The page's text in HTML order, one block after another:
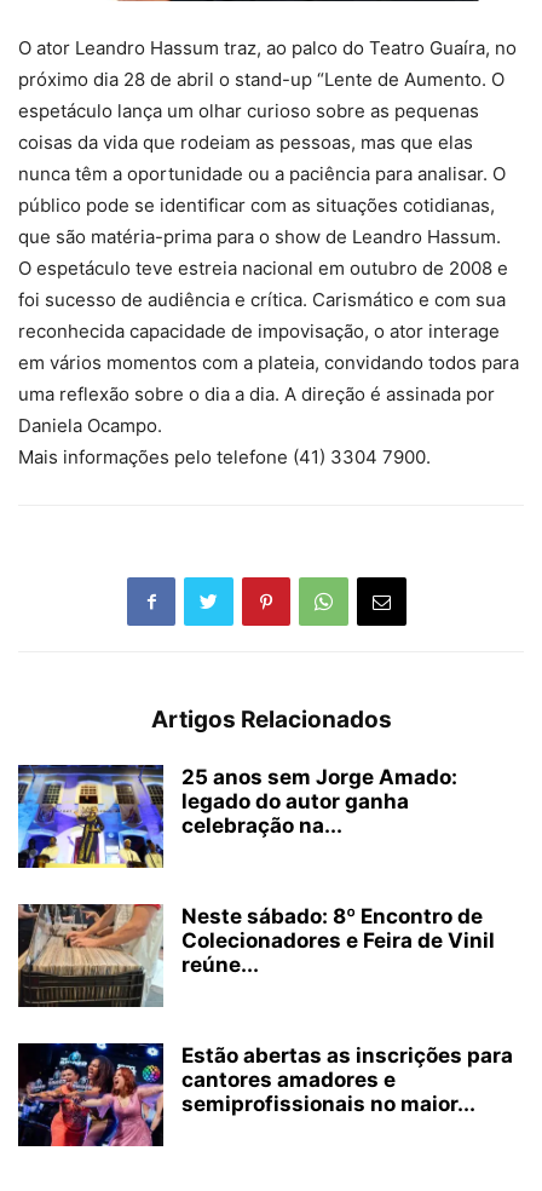
O ator Leandro Hassum traz, ao palco do Teatro Guaíra, no
próximo dia 28 de abril o stand-up “Lente de Aumento. O
espetáculo lança um olhar curioso sobre as pequenas
coisas da vida que rodeiam as pessoas, mas que elas
nunca têm a oportunidade ou a paciência para analisar. O
público pode se identificar com as situações cotidianas,
que são matéria-prima para o show de Leandro Hassum.
O espetáculo teve estreia nacional em outubro de 2008 e
foi sucesso de audiência e crítica. Carismático e com sua
reconhecida capacidade de impovisação, o ator interage
em vários momentos com a plateia, convidando todos para
uma reflexão sobre o dia a dia. A direção é assinada por
Daniela Ocampo.
Mais informações pelo telefone (41) 3304 7900.
Artigos Relacionados
25 anos sem Jorge Amado:
legado do autor ganha
celebração na...
Neste sábado: 8º Encontro de
Colecionadores e Feira de Vinil
reúne...
Estão abertas as inscrições para
cantores amadores e
semiprofissionais no maior...